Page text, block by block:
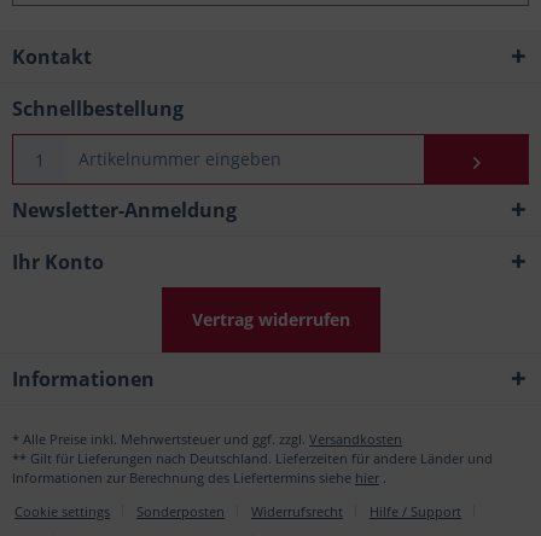
Kontakt
Schnellbestellung
Newsletter-Anmeldung
Ihr Konto
Vertrag widerrufen
Informationen
* Alle Preise inkl. Mehrwertsteuer und ggf. zzgl. Versandkosten
** Gilt für Lieferungen nach Deutschland. Lieferzeiten für andere Länder und
Informationen zur Berechnung des Liefertermins siehe hier
Cookie settings
Sonderposten Widerrufsrecht
Hilfe / Support